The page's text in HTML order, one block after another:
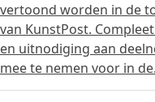
vertoond worden in de
van KunstPost.
en uitnodiging aan
mee te nemen voor in